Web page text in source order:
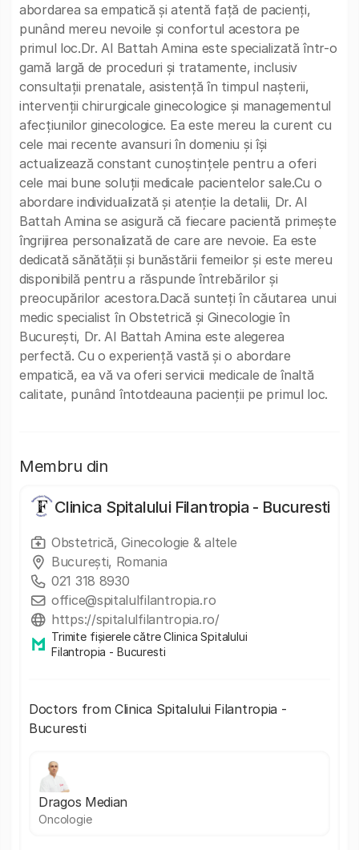
abordarea sa empatică și atentă față de pacienți,
punând mereu nevoile și confortul acestora pe
primul loc.Dr. Al Battah Amina este specializată într-o
gamă largă de proceduri și tratamente, inclusiv
consultații prenatale, asistență în timpul nașterii,
intervenții chirurgicale ginecologice și managementul
afecțiunilor ginecologice. Ea este mereu la curent cu
cele mai recente avansuri în domeniu și își
actualizează constant cunoștințele pentru a oferi
cele mai bune soluții medicale pacientelor sale.Cu o
abordare individualizată și atenție la detalii, Dr. Al
Battah Amina se asigură că fiecare pacientă primește
îngrijirea personalizată de care are nevoie. Ea este
dedicată sănătății și bunăstării femeilor și este mereu
disponibilă pentru a răspunde întrebărilor și
preocupărilor acestora.Dacă sunteți în căutarea unui
medic specialist în Obstetrică și Ginecologie în
București, Dr. Al Battah Amina este alegerea
perfectă. Cu o experiență vastă și o abordare
empatică, ea vă va oferi servicii medicale de înaltă
calitate, punând întotdeauna pacienții pe primul loc.
Membru din
Clinica Spitalului Filantropia - Bucuresti
Obstetrică, Ginecologie & altele
București, Romania
021 318 8930
office@spitalulfilantropia.ro
https://spitalulfilantropia.ro/
Trimite fișierele către Clinica Spitalului
Filantropia - Bucuresti
Doctors from Clinica Spitalului Filantropia -
Bucuresti
Dragos Median
Oncologie